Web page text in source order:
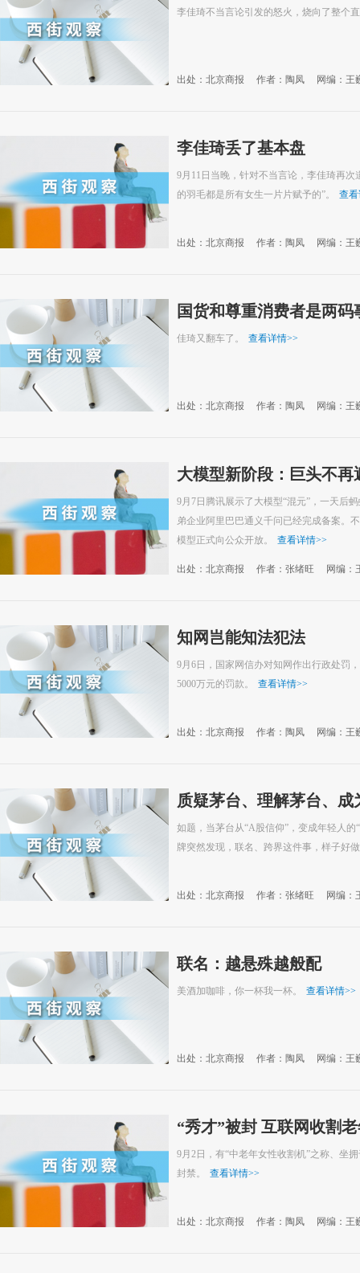
李佳琦不当言论引发的怒火，烧向了整个
出处：北京商报 作者：陶凤 网编：王
李佳琦丢了基本盘
9月11日当晚，针对不当言论，李佳琦再
的羽毛都是所有女生一片片赋予的”。
查看
出处：北京商报 作者：陶凤 网编：王
国货和尊重消费者是两码
佳琦又翻车了。 查看详情>>
出处：北京商报 作者：陶凤 网编：王
大模型新阶段：巨头不再
9月7日腾讯展示了大模型“混元”，一天后
弟企业阿里巴巴通义千问已经完成备案。
模型正式向公众开放。
查看详情>>
出处：北京商报 作者：张绪旺 网编：
知网岂能知法犯法
9月6日，国家网信办对知网作出行政处罚
5000万元的罚款。
查看详情>>
出处：北京商报 作者：陶凤 网编：王
质疑茅台、理解茅台、成
如题，当茅台从“A股信仰”，变成年轻人
牌突然发现，联名、跨界这件事，样子好
出处：北京商报 作者：张绪旺 网编：
联名：越悬殊越般配
美酒加咖啡，你一杯我一杯。 查看详情>>
出处：北京商报 作者：陶凤 网编：王
“秀才”被封 互联网收割
9月2日，有“中老年女性收割机”之称、坐
封禁。
查看详情>>
出处：北京商报 作者：陶凤 网编：王